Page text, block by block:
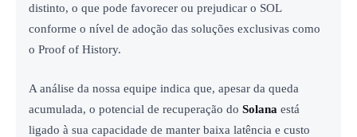
distinto, o que pode favorecer ou prejudicar o SOL
conforme o nível de adoção das soluções exclusivas como
o Proof of History.
A análise da nossa equipe indica que, apesar da queda
acumulada, o potencial de recuperação do Solana está
ligado à sua capacidade de manter baixa latência e custo